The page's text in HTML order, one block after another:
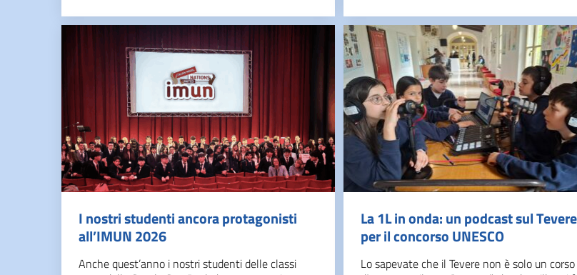
I nostri studenti ancora protagonisti
all’IMUN 2026
Anche quest’anno i nostri studenti delle classi
La 1L in onda: un podcast sul Tevere
per il concorso UNESCO
Lo sapevate che il Tevere non è solo un corso